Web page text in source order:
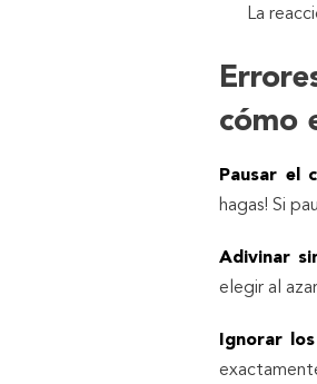
La
cómo
Pausar el
hagas! Si
Adivinar
elegir al
Ignorar